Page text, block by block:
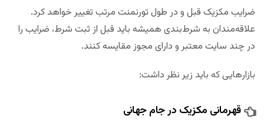
ضرایب مکزیک قبل و در طول تورنمنت مرتب تغییر خواهد کرد.
علاقه‌مندان به شرط‌بندی همیشه باید قبل از ثبت شرط، ضرایب را
در چند سایت معتبر و دارای مجوز مقایسه کنند.
بازارهایی که باید زیر نظر داشت:
قهرمانی مکزیک در جام جهانی